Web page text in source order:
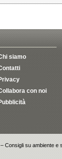
siamo
con noi
Consigli su ambiente